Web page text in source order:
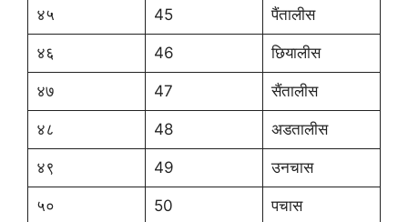
४५ 45 पैंतालीस
४६ 46 छियालीस
४७ 47 सैंतालीस
४८ 48 अडतालीस
४९ 49 उनचास
५० 50 पचास